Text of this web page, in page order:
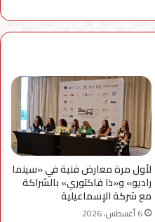
لأول مرة معارض فنية في «سينما
راديو» و«ذا فاكتوري» بالشراكة
مع شركة الإسماعيلية
6 أغسطس، 2026